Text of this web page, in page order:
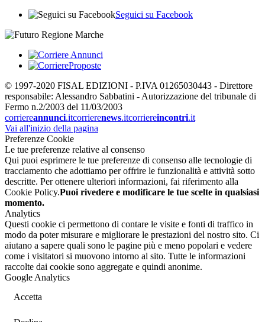
Seguici su Facebook
© 1997-2020 FISAL EDIZIONI - P.IVA 01265030443 - Direttore
responsabile: Alessandro Sabbatini - Autorizzazione del tribunale di
Fermo n.2/2003 del 11/03/2003
corriereannunci.itcorrierenews.itcorriereincontri.it
Vai all'inizio della pagina
Preferenze Cookie
Le tue preferenze relative al consenso
Qui puoi esprimere le tue preferenze di consenso alle tecnologie di
tracciamento che adottiamo per offrire le funzionalità e attività sotto
descritte. Per ottenere ulteriori informazioni, fai riferimento alla
Cookie Policy.Puoi rivedere e modificare le tue scelte in qualsiasi
momento.
Analytics
Questi cookie ci permettono di contare le visite e fonti di traffico in
modo da poter misurare e migliorare le prestazioni del nostro sito. Ci
aiutano a sapere quali sono le pagine più e meno popolari e vedere
come i visitatori si muovono intorno al sito. Tutte le informazioni
raccolte dai cookie sono aggregate e quindi anonime.
Google Analytics
Accetta